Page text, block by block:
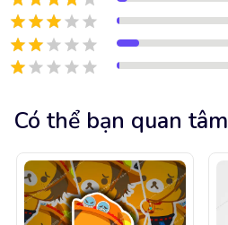
Có thể bạn quan tâm